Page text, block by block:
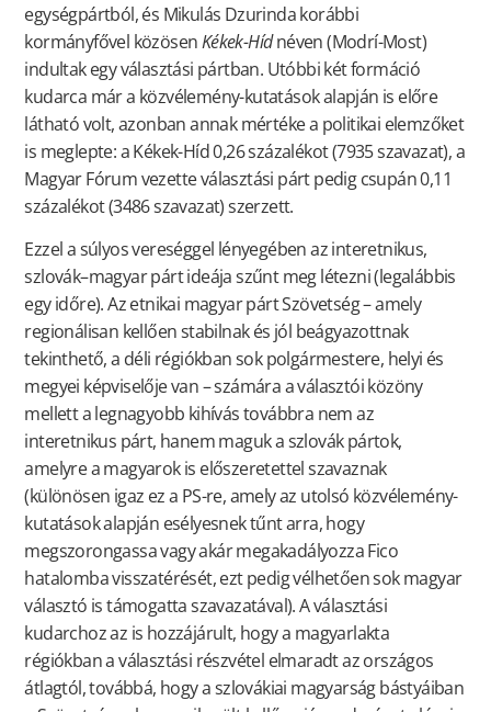
egységpártból, és Mikulás Dzurinda korábbi
kormányfővel közösenKékek-Hídnéven (Modrí-Most)
indultak egy választási pártban. Utóbbi két formáció
kudarca már a közvélemény-kutatások alapján is előre
látható volt, azonban annak mértéke a politikai elemzőket
is meglepte: a Kékek-Híd 0,26 százalékot (7935 szavazat), a
Magyar Fórum vezette választási párt pedig csupán 0,11
százalékot (3486 szavazat) szerzett.
Ezzel a súlyos vereséggel lényegében az interetnikus,
szlovák–magyar párt ideája szűnt meg létezni (legalábbis
egy időre). Az etnikai magyar párt Szövetség – amely
regionálisan kellően stabilnak és jól beágyazottnak
tekinthető, a déli régiókban sok polgármestere, helyi és
megyei képviselője van – számára a választói közöny
mellett a legnagyobb kihívás továbbra nem az
interetnikus párt, hanem maguk a szlovák pártok,
amelyre a magyarok is előszeretettel szavaznak
(különösen igaz ez a PS-re, amely az utolsó közvélemény-
kutatások alapján esélyesnek tűnt arra, hogy
megszorongassa vagy akár megakadályozza Fico
hatalomba visszatérését, ezt pedig vélhetően sok magyar
választó is támogatta szavazatával). A választási
kudarchoz az is hozzájárult, hogy a magyarlakta
régiókban a választási részvétel elmaradt az országos
átlagtól, továbbá, hogy a szlovákiai magyarság bástyáiban